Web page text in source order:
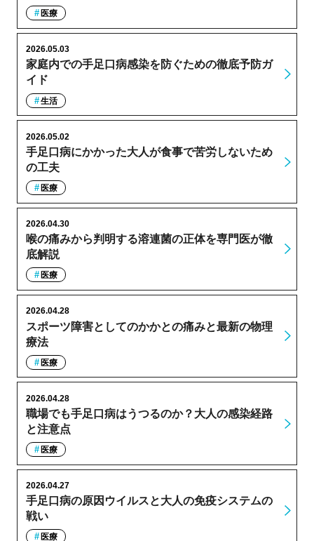
医療
家庭内での手足口病感染を防ぐための徹底予防ガ
イド
2026.05.03
生活
手足口病にかかった大人が食事で苦労しないため
の工夫
2026.05.02
医療
喉の痛みから判明する溶連菌の正体を専門医が徹
底解説
2026.04.30
医療
スポーツ障害としてのかかとの痛みと最新の物理
療法
2026.04.28
医療
職場でも手足口病はうつるのか？大人の感染経路
と注意点
2026.04.28
医療
手足口病の原因ウイルスと大人の免疫システムの
戦い
2026.04.27
医療